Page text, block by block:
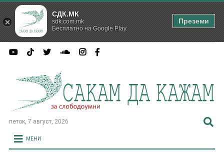
петок, 7 август, 2026
МЕНИ
СДК.МК
sdk.com.mk
Бесплатно на Google Play
Преземи